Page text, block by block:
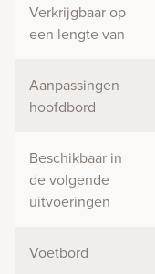
Verkrijgbaar op
een lengte van
Aanpassingen
hoofdbord
Beschikbaar in
de volgende
uitvoeringen
Voetbord